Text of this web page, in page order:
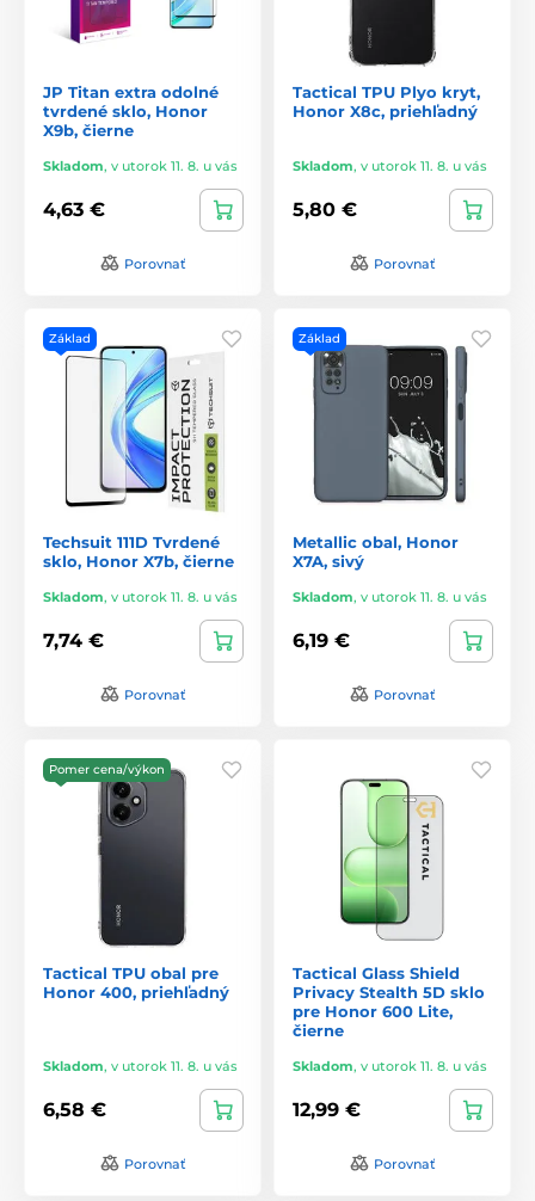
JP Titan extra odolné
tvrdené sklo, Honor
X9b, čierne
Skladom, v utorok 11. 8. u vás
4,63 €
Porovnať
Tactical TPU Plyo kryt,
Honor X8c, priehľadný
Skladom, v utorok 11. 8. u vás
5,80 €
Porovnať
Základ
Techsuit 111D Tvrdené
sklo, Honor X7b, čierne
Skladom, v utorok 11. 8. u vás
7,74 €
Porovnať
Základ
Metallic obal, Honor
X7A, sivý
Skladom, v utorok 11. 8. u vás
6,19 €
Porovnať
Pomer cena/výkon
Tactical TPU obal pre
Honor 400, priehľadný
Skladom, v utorok 11. 8. u vás
6,58 €
Porovnať
Tactical Glass Shield
Privacy Stealth 5D sklo
pre Honor 600 Lite,
čierne
Skladom, v utorok 11. 8. u vás
12,99 €
Porovnať